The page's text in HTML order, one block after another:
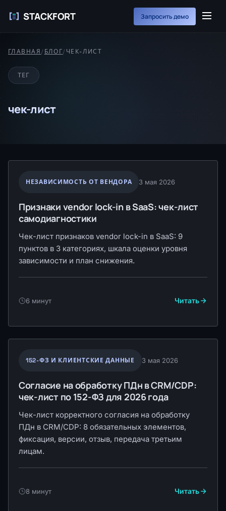
STACKFORT Запросить демо
ГЛАВНАЯ/ БЛОГ/ ЧЕК-ЛИСТ
ТЕГ
чек-лист
НЕЗАВИСИМОСТЬ ОТ ВЕНДОРА 3 мая 2026
Признаки vendor lock-in в SaaS: чек-лист
самодиагностики
Чек-лист признаков vendor lock-in в SaaS: 9
пунктов в 3 категориях, шкала оценки уровня
зависимости и план снижения.
6 минут Читать
152-ФЗ И КЛИЕНТСКИЕ ДАННЫЕ 3 мая 2026
Согласие на обработку ПДн в CRM/CDP:
чек-лист по 152-ФЗ для 2026 года
Чек-лист корректного согласия на обработку
ПДн в CRM/CDP: 8 обязательных элементов,
фиксация, версии, отзыв, передача третьим
лицам.
8 минут Читать